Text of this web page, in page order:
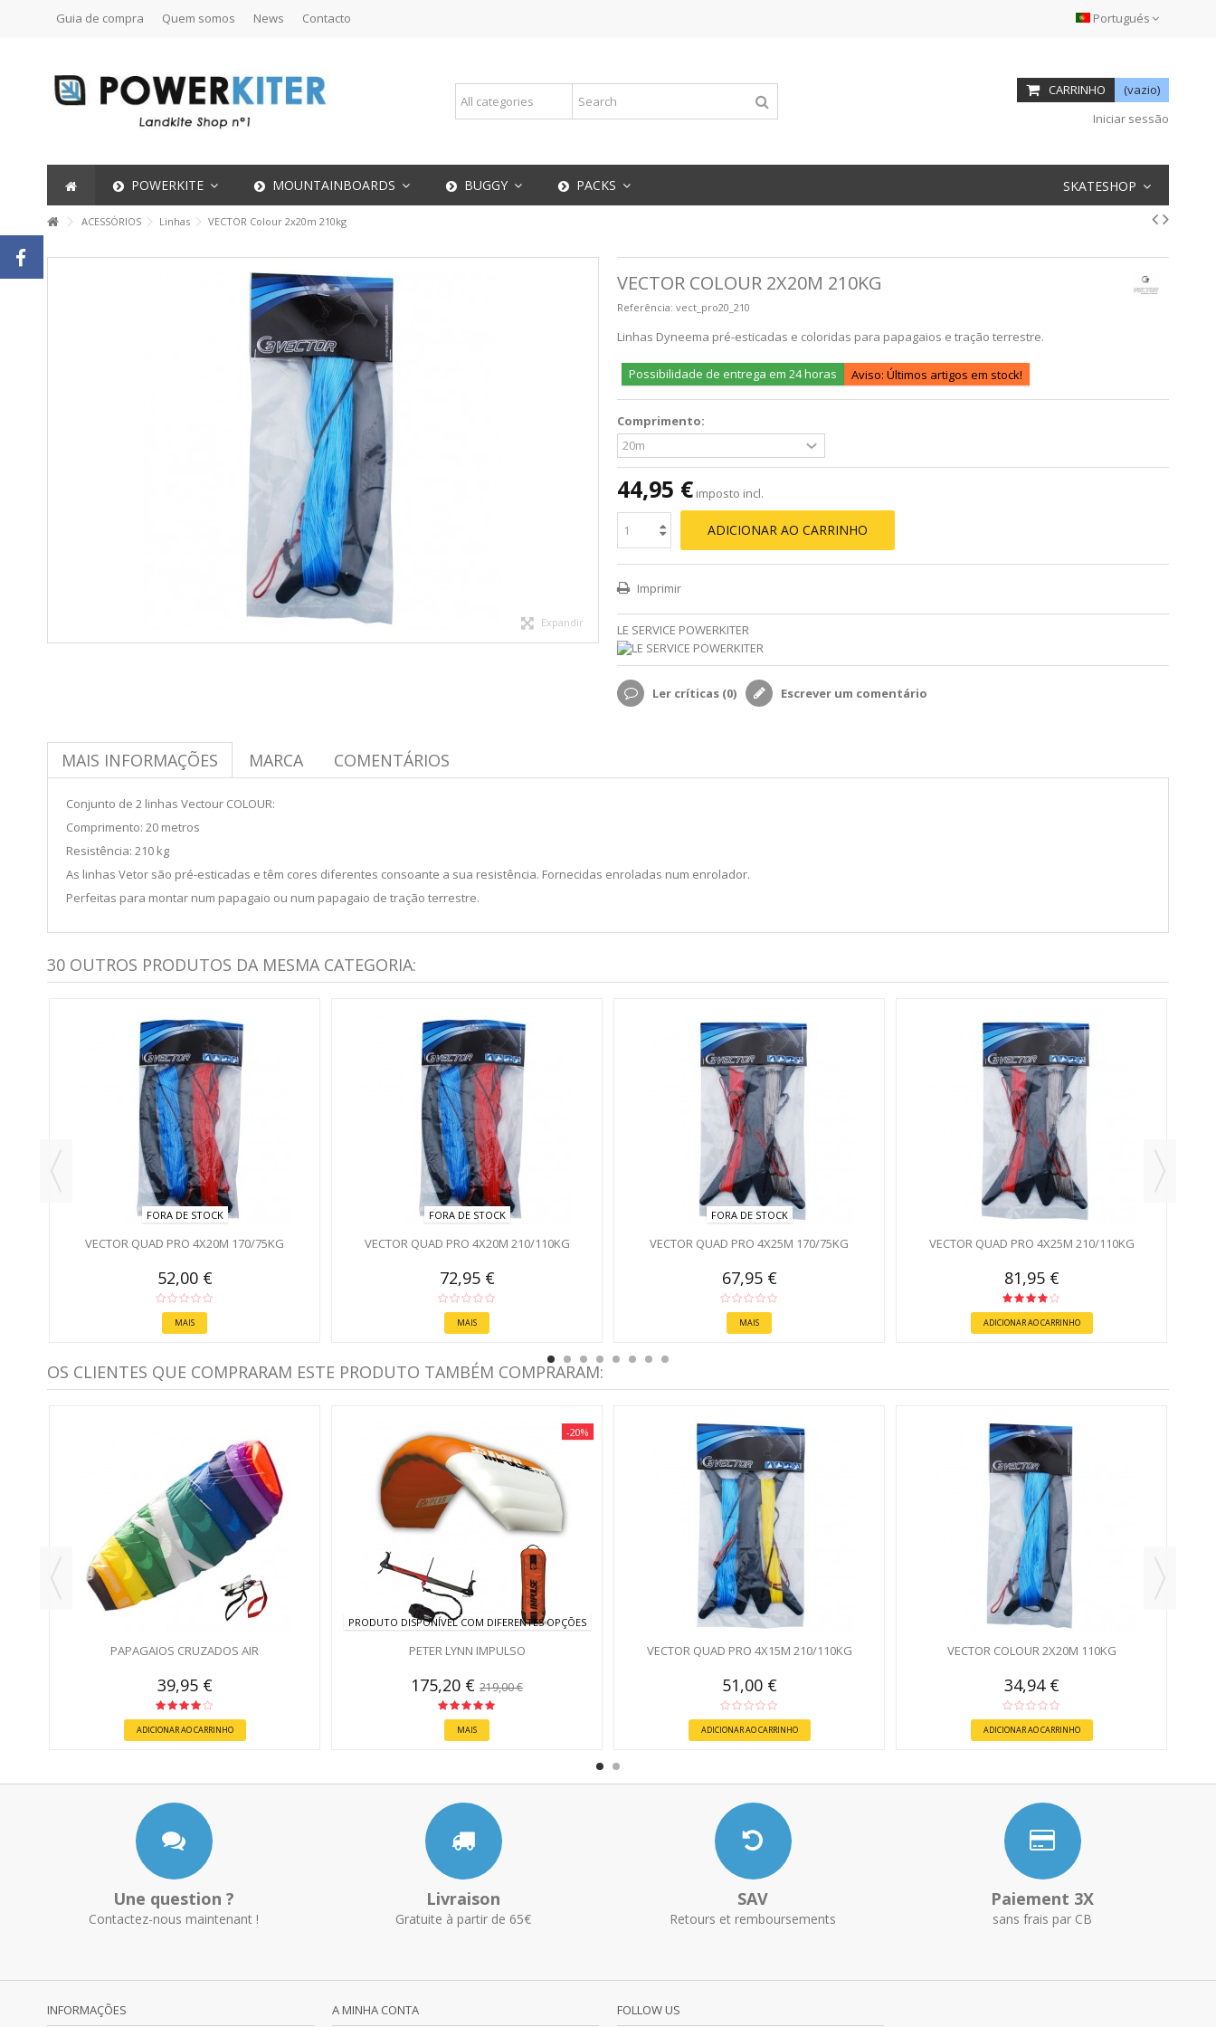
Portugués
Guia de compra Quem somos News Contacto
CARRINHO
(vazio)
Iniciar sessão
POWERKITE MOUNTAINBOARDS BUGGY PACKS SKATESHOP
ACESSÓRIOS Linhas VECTOR Colour 2x20m 210kg
Expandir
VECTOR COLOUR 2X20M 210KG
Referência: vect_pro20_210
Linhas Dyneema pré-esticadas e coloridas para papagaios e tração terrestre.
Possibilidade de entrega em 24 horas Aviso: Últimos artigos em stock!
Comprimento:
44,95 € imposto incl.
ADICIONAR AO CARRINHO
Imprimir
LE SERVICE POWERKITER
Ler críticas (0) Escrever um comentário
MAIS INFORMAÇÕES MARCA COMENTÁRIOS
Conjunto de 2 linhas Vectour COLOUR:
Comprimento: 20 metros
Resistência: 210 kg
As linhas Vetor são pré-esticadas e têm cores diferentes consoante a sua resistência. Fornecidas enroladas num enrolador.
Perfeitas para montar num papagaio ou num papagaio de tração terrestre.
30 OUTROS PRODUTOS DA MESMA CATEGORIA:
FORA DE STOCK
VECTOR QUAD PRO 4X20M 170/75KG
52,00 €
MAIS
FORA DE STOCK
VECTOR QUAD PRO 4X20M 210/110KG
72,95 €
MAIS
FORA DE STOCK
VECTOR QUAD PRO 4X25M 170/75KG
67,95 €
MAIS
VECTOR QUAD PRO 4X25M 210/110KG
81,95 €
ADICIONAR AO CARRINHO
OS CLIENTES QUE COMPRARAM ESTE PRODUTO TAMBÉM COMPRARAM:
PAPAGAIOS CRUZADOS AIR
39,95 €
ADICIONAR AO CARRINHO
-20%
PRODUTO DISPONÍVEL COM DIFERENTES OPÇÕES
PETER LYNN IMPULSO
175,20 € 219,00 €
MAIS
VECTOR QUAD PRO 4X15M 210/110KG
51,00 €
ADICIONAR AO CARRINHO
VECTOR COLOUR 2X20M 110KG
34,94 €
ADICIONAR AO CARRINHO
Une question ?
Contactez-nous maintenant !
Livraison
Gratuite à partir de 65€
SAV
Retours et remboursements
Paiement 3X
sans frais par CB
INFORMAÇÕES A MINHA CONTA FOLLOW US